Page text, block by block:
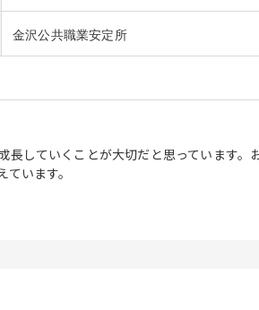
金沢公共職業安定所
していくことが大切だと思っています。
います。